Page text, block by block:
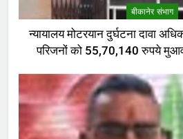
बीकानेर संभाग
न्यायालय मोटरयान दुर्घटना दावा
परिजनों को 55,70,140 रुपये